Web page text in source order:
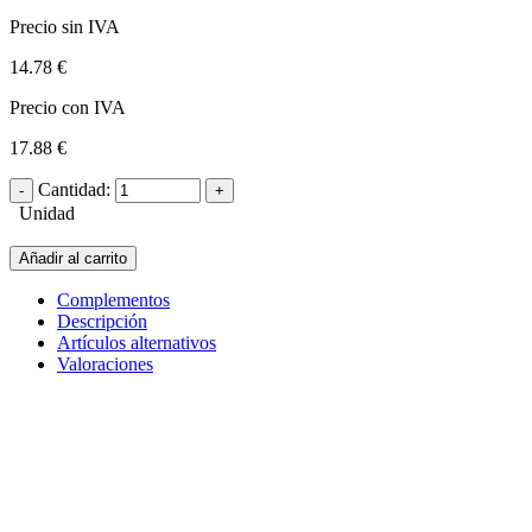
Precio sin IVA
14.78 €
Precio con IVA
17.88 €
Cantidad:
Unidad
Añadir al carrito
Complementos
Descripción
Artículos alternativos
Valoraciones